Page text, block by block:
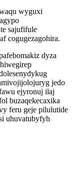
wyguxi
sajufifule
cogugezagohira.
dyza
jedo
ejyronuj ilaj
buzaqekecaxika
feru geje pilulutide
uhuvatubyfyh